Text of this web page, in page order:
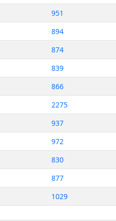
951
894
874
839
866
2275
937
972
830
877
1029